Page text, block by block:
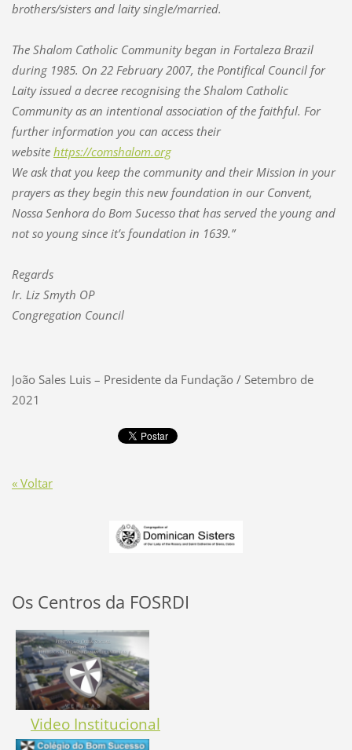
brothers/sisters and laity single/married.
The Shalom Catholic Community began in Fortaleza Brazil
during 1985. On 22 February 2007, the Pontifical Council for
Laity issued a decree recognising the Shalom Catholic
Community as an intentional association of the faithful. For
further information you can access their
website https://comshalom.org
We ask that you keep the community and their Mission in your
prayers as they begin this new foundation in our Convent,
Nossa Senhora do Bom Sucesso that has served the young and
not so young since it’s foundation in 1639.”
Regards
Ir. Liz Smyth OP
Congregation Council
João Sales Luis – Presidente da Fundação / Setembro de
2021
« Voltar
Os Centros da FOSRDI
Video Institucional